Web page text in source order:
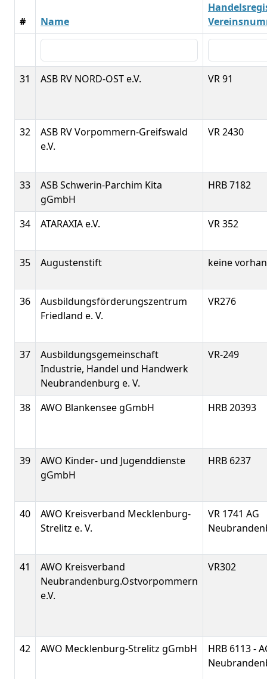
# Name
31 ASB RV NORD-OST e.V. VR 91
32
ASB RV Vorpommern-Greifswald
e.V.
VR 2430
33
ASB Schwerin-Parchim Kita
gGmbH
HRB 7182
34 ATARAXIA e.V. VR 352
35 Augustenstift keine
36
Ausbildungsförderungszentrum
Friedland e. V.
VR276
37
Ausbildungsgemeinschaft
Industrie, Handel und Handwerk
Neubrandenburg e. V.
VR-249
38 AWO Blankensee gGmbH HRB 20393
39
AWO Kinder- und Jugenddienste
gGmbH
HRB 6237
40
AWO Kreisverband Mecklenburg-
Strelitz e. V.
VR 1741 AG
41
AWO Kreisverband
Neubrandenburg.Ostvorpommern
e.V.
VR302
42 AWO Mecklenburg-Strelitz gGmbH
HRB 6113 -